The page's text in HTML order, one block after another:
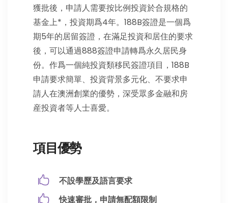
獲批後，申請人需要按比例投資於合規格的
基金上*，投資期爲4年。188B簽證是一個爲
期5年的居留簽證，在滿足投資和居住的要求
後，可以通過888簽證申請轉爲永久居民身
份。作爲一個純投資類移民簽證項目，188B
申請要求簡單、投資背景多元化、不要求申
請人在澳洲創業的優勢，深受眾多金融和房
産投資者等人士喜愛。
項目優勢
不設學歷及語言要求
快速審批，申請無配額限制